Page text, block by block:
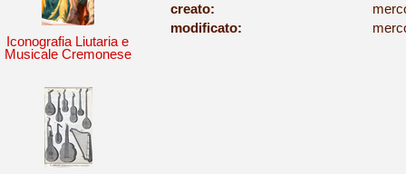
Iconografia Liutaria e
Musicale Cremonese
creato:
modificato: